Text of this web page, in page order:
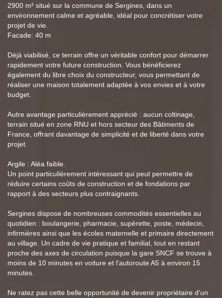
2900 m² situé sur la commune de Sergines, dans un
environnement calme et agréable, idéal pour concrétiser votre
projet de vie.
Facade: 40 m
Déjà viabilisé, ce terrain offre un véritable confort pour démarrer
rapidement votre future construction. Vous bénéficierez
également du libre choix du constructeur, vous permettant de
réaliser une maison totalement adaptée à vos envies et à votre
budget.
Autre avantage particulièrement apprécié : aucun coltinage,
terrain situé en zone RNU et hors secteur des Bâtiments de
France, offrant davantage de simplicité et de liberté dans votre
projet.
Argile : Aléa faible.
Un point particulièrement intéressant qui peut permettre de
réduire certains coûts de construction et de fondations par
rapport à des secteurs plus contraignants.
Sergines dispose de nombreuses commodités essentielles au
quotidien : boulangerie, pharmacie, supérette, poste, médecin,
infirmières ainsi que les écoles maternelle et primaire directement
au village. Un cadre de vie pratique et familial, tout en restant
proche des axes de circulation puisque la gare SNCF se trouve à
moins de 10 minutes en voiture et l'autoroute A5 à environ 15
minutes.
Ne ratez pas cette belle opportunité de devenir propriétaire d'un